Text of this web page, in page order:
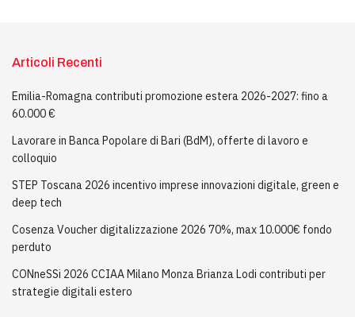
Articoli Recenti
Emilia-Romagna contributi promozione estera 2026-2027: fino a
60.000 €
Lavorare in Banca Popolare di Bari (BdM), offerte di lavoro e
colloquio
STEP Toscana 2026 incentivo imprese innovazioni digitale, green e
deep tech
Cosenza Voucher digitalizzazione 2026 70%, max 10.000€ fondo
perduto
CONneSSi 2026 CCIAA Milano Monza Brianza Lodi contributi per
strategie digitali estero